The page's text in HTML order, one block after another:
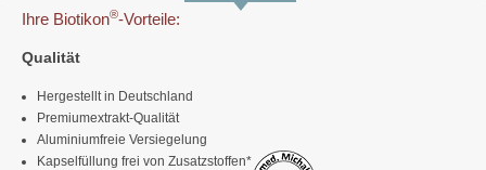
Ihre Biotikon®-Vorteile:
Qualität
Hergestellt in Deutschland
Premiumextrakt-Qualität
Aluminiumfreie Versiegelung
Kapselfüllung frei von Zusatzstoffen*